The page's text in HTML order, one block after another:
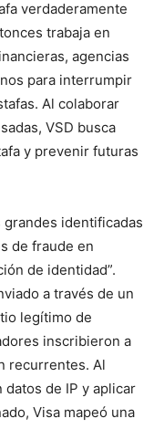
verdaderamente
trabaja en
agencias
para interrumpir
Al colaborar
VSD busca
y prevenir futuras
grandes identificadas
de fraude en
de identidad”.
a través de un
legítimo de
inscribieron a
recurrentes. Al
de IP y aplicar
Visa mapeó una